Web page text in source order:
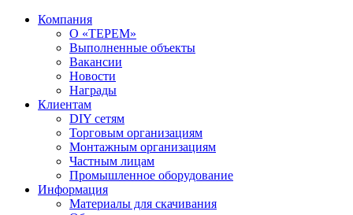
Компания
О «ТЕРЕМ»
Выполненные объекты
Вакансии
Новости
Награды
Клиентам
DIY сетям
Торговым организациям
Монтажным организациям
Частным лицам
Промышленное оборудование
Информация
Материалы для скачивания